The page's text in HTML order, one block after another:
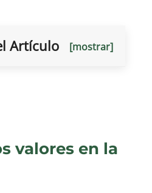
Artículo [mostrar]
valores en la